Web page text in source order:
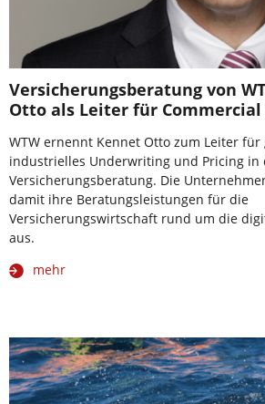
Versicherungsberatung von
Otto als Leiter für
WTW ernennt Kennet Otto zum Leiter
industrielles Underwriting und Pricing in
Versicherungsberatung. Die
damit ihre Beratungsleistungen für die
Versicherungswirtschaft rund um die
aus.
mehr